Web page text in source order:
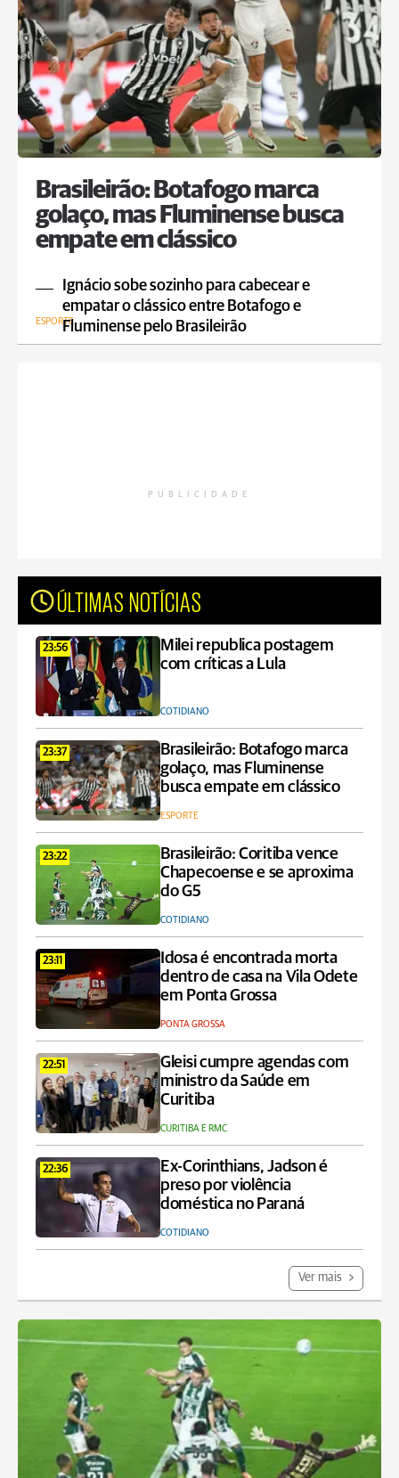
Brasileirão: Botafogo marca
golaço, mas Fluminense busca
empate em clássico
Ignácio sobe sozinho para cabecear e
empatar o clássico entre Botafogo e
Fluminense pelo Brasileirão
ESPORTE
PUBLICIDADE
ÚLTIMAS NOTÍCIAS
23:56
Milei republica postagem
com críticas a Lula
COTIDIANO
23:37
Brasileirão: Botafogo marca
golaço, mas Fluminense
busca empate em clássico
ESPORTE
23:22
Brasileirão: Coritiba vence
Chapecoense e se aproxima
do G5
COTIDIANO
23:11
Idosa é encontrada morta
dentro de casa na Vila Odete
em Ponta Grossa
PONTA GROSSA
22:51
Gleisi cumpre agendas com
ministro da Saúde em
Curitiba
CURITIBA E RMC
22:36
Ex-Corinthians, Jadson é
preso por violência
doméstica no Paraná
COTIDIANO
Ver mais